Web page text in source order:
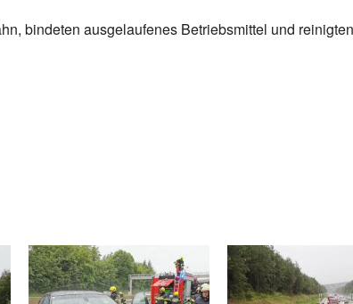
bindeten ausgelaufenes Betriebsmittel und